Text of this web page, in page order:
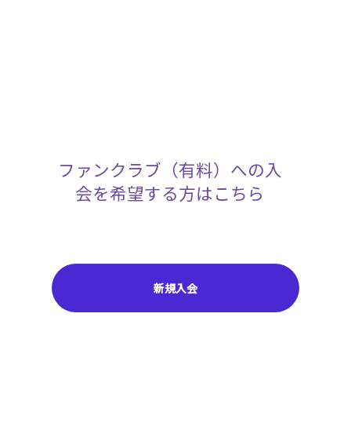
ファンクラブ（有料）への入
会を希望する方はこちら